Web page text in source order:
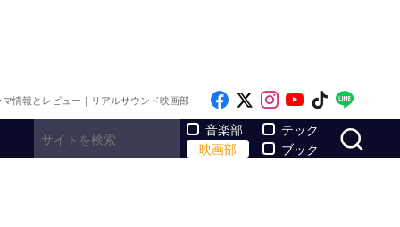
情報とレビュー｜リアルサウンド映画部 Like on Facebook
Follow on x
Follow on
Follow on
Follow
音楽部
映画部
テック
ブック